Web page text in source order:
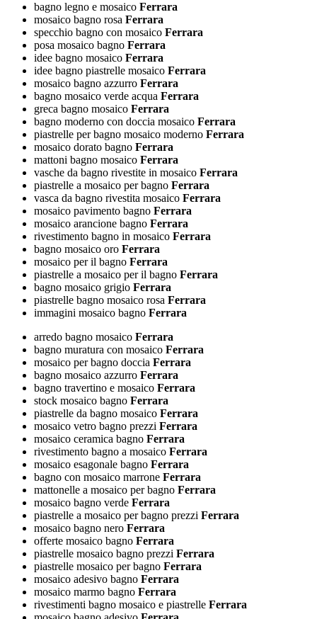
bagno legno e mosaico Ferrara
mosaico bagno rosa Ferrara
specchio bagno con mosaico Ferrara
posa mosaico bagno Ferrara
idee bagno mosaico Ferrara
idee bagno piastrelle mosaico Ferrara
mosaico bagno azzurro Ferrara
bagno mosaico verde acqua Ferrara
greca bagno mosaico Ferrara
bagno moderno con doccia mosaico Ferrara
piastrelle per bagno mosaico moderno Ferrara
mosaico dorato bagno Ferrara
mattoni bagno mosaico Ferrara
vasche da bagno rivestite in mosaico Ferrara
piastrelle a mosaico per bagno Ferrara
vasca da bagno rivestita mosaico Ferrara
mosaico pavimento bagno Ferrara
mosaico arancione bagno Ferrara
rivestimento bagno in mosaico Ferrara
bagno mosaico oro Ferrara
mosaico per il bagno Ferrara
piastrelle a mosaico per il bagno Ferrara
bagno mosaico grigio Ferrara
piastrelle bagno mosaico rosa Ferrara
immagini mosaico bagno Ferrara
arredo bagno mosaico Ferrara
bagno muratura con mosaico Ferrara
mosaico per bagno doccia Ferrara
bagno mosaico azzurro Ferrara
bagno travertino e mosaico Ferrara
stock mosaico bagno Ferrara
piastrelle da bagno mosaico Ferrara
mosaico vetro bagno prezzi Ferrara
mosaico ceramica bagno Ferrara
rivestimento bagno a mosaico Ferrara
mosaico esagonale bagno Ferrara
bagno con mosaico marrone Ferrara
mattonelle a mosaico per bagno Ferrara
mosaico bagno verde Ferrara
piastrelle a mosaico per bagno prezzi Ferrara
mosaico bagno nero Ferrara
offerte mosaico bagno Ferrara
piastrelle mosaico bagno prezzi Ferrara
piastrelle mosaico per bagno Ferrara
mosaico adesivo bagno Ferrara
mosaico marmo bagno Ferrara
rivestimenti bagno mosaico e piastrelle Ferrara